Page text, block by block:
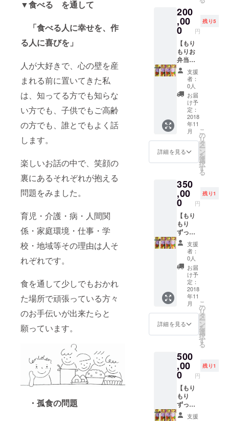
▼食べる を通して
「食べる人に幸せを、作
る人に喜びを」
人が大好きで、心の壁を産
まれる前に置いてきた私
は、知ってる方でも知らな
い方でも、子供でもご高齢
の方でも、誰とでもよく話
します。
楽しいお話の中で、笑顔の
裏にあるそれぞれが抱える
問題をみました。
育児・介護・病・人間関
係・家庭環境・仕事・学
校・地域等その理由は人そ
れぞれです。
食を通して少しでもおかれ
た場所で頑張っている方々
のお手伝いが出来たらと
願っています。
・孤食の問題
です。
※グッズ
は一部
仕様変
更とな
る場合
がござ
いま
す。
届けし
ます。
・お好
きな方
をお選
びいた
だき
メッ
セージ
にてコ
メント
を下さ
い。 ③
デニム
エプロ
んと点
のロ
テッ
カー を
お届け
いたし
ます。
11月以
降順次
発送予
定で
す。 ※
グッズ
は一部
仕様変
更とな
る場合
がござ
いま
す。
弁当・
定食
にお使
い頂け
る割引
券で
す。(お
惣菜単
品には
お使い
頂けま
せん。)
・使用
開始日
から設
定され
ている
期間・
す。 ・
ずっと
割引券
は、お
店営業
期間中
に限り
ます。
②てん
ちゃん
ステッ
カー を
お届け
いたし
ます。
11月以
降順次
発送予
だきます。 11月
以降順次発送予
定です。
200
,00
0 円
残り5
【もり
もりお
弁当・
定食無
料券
コー
ス 3年
間】
①3年
間 お
弁当・
定食無
料券
・てん
と点で
お好き
当・定
食にお
使い頂
ける無
料券で
す。(お
惣菜単
品には
お使い
頂けま
せん。)
・使用
開始日
から設
定され
ている
期間、1
日1食限
定で無
料でお
がり頂
けま
す。 ②
キャン
バス
トート
バッグ
かサ
支援
者：
0人
お届
け予
定：
2018
年11
月
詳細を見る
こ
の
リ
タ
ー
ン
を
選
択
す
る
350
,00
0 円
残り1
【もり
もり
ずっと
お弁
当・定
食無料
券コー
ス】 ①
ずっ
と お
弁当・
定食無
料券
・てん
と点で
お好き
当・定
食にお
使い頂
ける無
料券で
す。(お
惣菜単
品には
支援
者：
0人
お届
け予
定：
2018
年11
月
詳細を見る
こ
の
リ
タ
ー
ン
を
選
択
す
る
500
,00
0 円
残り1
【もり
もり
ずっと
お弁支援